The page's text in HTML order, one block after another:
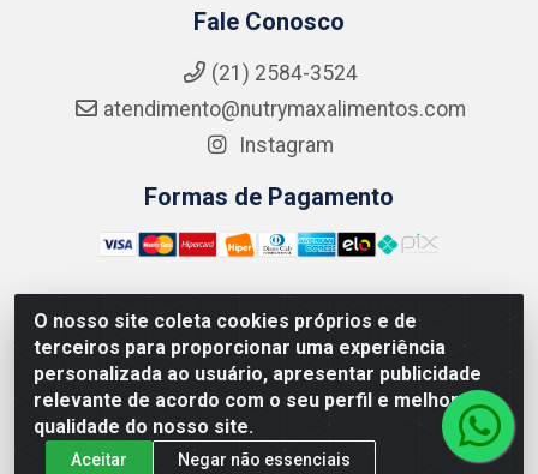
O nosso site coleta cookies próprios e de
terceiros para proporcionar uma experiência
personalizada ao usuário, apresentar publicidade
relevante de acordo com o seu perfil e melhorar a
qualidade do nosso site.
Aceitar Negar não essenciais
Fale Conosco
(21) 2584-3524
atendimento@nutrymaxalimentos.com
Instagram
Formas de Pagamento
NUTRY MAX COMÉRCIO DE PRODUTOS ALIMENTICIOS
LTDA - RUA DO FEIJÃO, 721 PENHA CIRCULAR/RJ -
CNPJ: 15.796.122/0001-03